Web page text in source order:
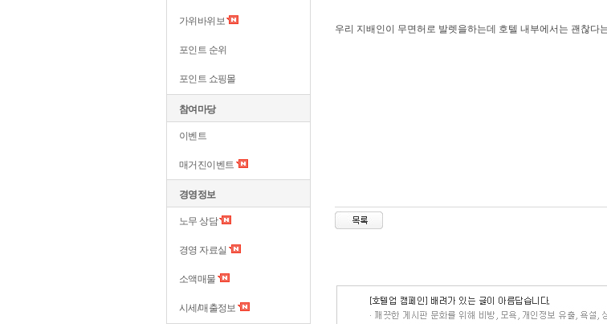
가위바위보
포인트 순위
포인트 쇼핑몰
참여마당
이벤트
매거진이벤트
경영정보
노무 상담
경영 자료실
소액매물
시세/매출정보
우리 지배인이 무면허로 발렛을하는데 호텔 내부에서는 괜찮